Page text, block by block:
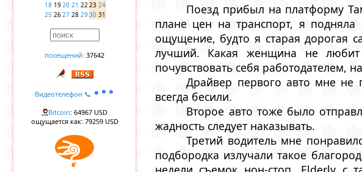
18 1920 21 2223 24
25 2627 28 2930 31
посещений: 37642
Видеотелефон 📞
Bitcoin: 64967 USD
ощущается как: 79259 USD
Поезд прибыл на платформу
плане цен на транспорт, я подняла
ощущение, будто я старая дорогая
лучший. Какая женщина не
почувствовать себя работодателем,
Драйвер первого авто мне не
всегда бесили.
Второе авто тоже было
жадность следует наказывать.
Третий водитель мне
подбородка излучали такое